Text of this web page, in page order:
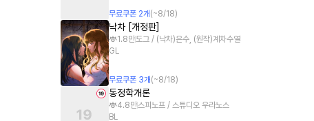
무료쿠폰 2개 (~8/18)
낙차 [개정판]
1.8만도그 / (낙차)은수, (원작)계차수열
GL
무료쿠폰 3개 (~8/18)
동정학개론
4.8만스피노프 / 스튜디오 우라노스
BL